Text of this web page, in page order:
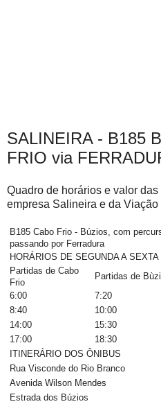
SALINEIRA - B185
FRIO via
Quadro de horários e valor
empresa Salineira e da Viação
B185 Cabo Frio - Búzios, com
passando por Ferradura
HORÁRIOS DE SEGUNDA A SEXTA
Partidas de Cabo
Frio
Partidas de
6:00
7:20
8:40
10:00
14:00
15:30
17:00
18:30
ITINERÁRIO DOS ÔNIBUS
Rua Visconde do Rio Branco
Avenida Wilson Mendes
Estrada dos Búzios